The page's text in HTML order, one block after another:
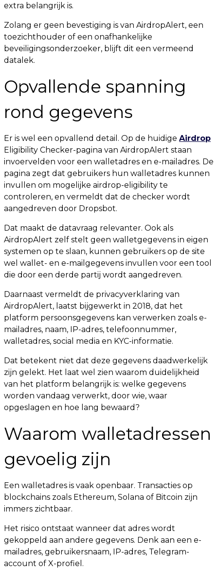
extra belangrijk is.
Zolang er geen bevestiging is van AirdropAlert, een
toezichthouder of een onafhankelijke
beveiligingsonderzoeker, blijft dit een vermeend
datalek.
Opvallende spanning
rond gegevens
Er is wel een opvallend detail. Op de huidige Airdrop
Eligibility Checker-pagina van AirdropAlert staan
invoervelden voor een walletadres en e-mailadres. De
pagina zegt dat gebruikers hun walletadres kunnen
invullen om mogelijke airdrop-eligibility te
controleren, en vermeldt dat de checker wordt
aangedreven door Dropsbot.
Dat maakt de datavraag relevanter. Ook als
AirdropAlert zelf stelt geen walletgegevens in eigen
systemen op te slaan, kunnen gebruikers op de site
wel wallet- en e-mailgegevens invullen voor een tool
die door een derde partij wordt aangedreven.
Daarnaast vermeldt de privacyverklaring van
AirdropAlert, laatst bijgewerkt in 2018, dat het
platform persoonsgegevens kan verwerken zoals e-
mailadres, naam, IP-adres, telefoonnummer,
walletadres, social media en KYC-informatie.
Dat betekent niet dat deze gegevens daadwerkelijk
zijn gelekt. Het laat wel zien waarom duidelijkheid
van het platform belangrijk is: welke gegevens
worden vandaag verwerkt, door wie, waar
opgeslagen en hoe lang bewaard?
Waarom walletadressen
gevoelig zijn
Een walletadres is vaak openbaar. Transacties op
blockchains zoals Ethereum, Solana of Bitcoin zijn
immers zichtbaar.
Het risico ontstaat wanneer dat adres wordt
gekoppeld aan andere gegevens. Denk aan een e-
mailadres, gebruikersnaam, IP-adres, Telegram-
account of X-profiel.